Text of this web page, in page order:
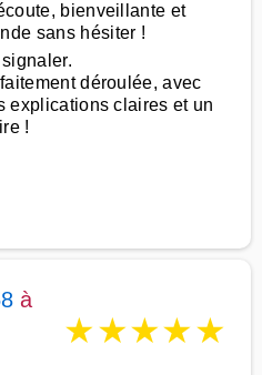
bienveillante et
sans hésiter !
déroulée, avec
explications claires et un
!
à
★★★★★